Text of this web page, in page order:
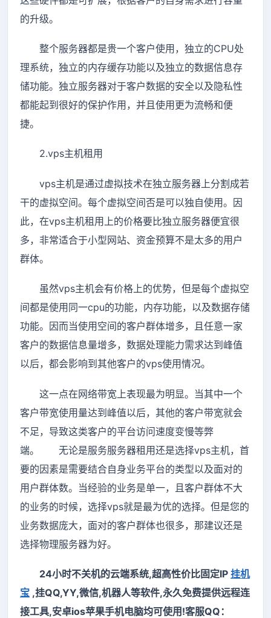
的升级。
整个服务器都是贵一个客户使用，独立的CPU处
理系统，独立的内存缓存功能以及独立的数据信息存
储功能。独立服务器对于客户数据的安全以及隐私性
都能起到很好的保护作用，并且使用更为流畅和便
捷。
2.vps主机租用
vps主机是通过虚拟技术在独立服务器上分割成若
干的虚拟空间。每个虚拟空间否是可以独自使用。因
此，在vps主机租用上的价格要比独立服务器便宜很
多，非常适合于小型网站、资金预算不是太多的用户
群体。
虽然vps主机会有价格上的优势，但是每个虚拟空
间都是使用同一cpu的功能，内存功能，以及数据存储
功能。因而当使用空间的客户群体增多，且任意一家
客户的数据信息量增多，数据处理能力需求达到峰值
以后，都会影响到其他客户的vps使用情况。
这一点在网络带宽上表现最为明显。当其中一个
客户带宽使用量达到峰值以后，其他的客户带宽就会
不足，导致这类客户的平台访问速度变慢等弊
端。 无论是服务服务器租用还是选择vps主机，首
要的因素是需要结合自身业务平台的类型以及面对的
用户群体数。当经验的业务是单一，且客户群体不大
的业务的时候，选择vps就是最为优的选择。但是您的
业务数据庞大，面对的客户群体也很多，那建议还是
选择物理服务器为好。
24小时不关机的云端系统,超高性价比固定IP 挂机
宝 ,挂QQ,YY,微信,机器人等软件,永久免费提供远程连
接工具,安卓ios苹果手机电脑均可使用!客服QQ：